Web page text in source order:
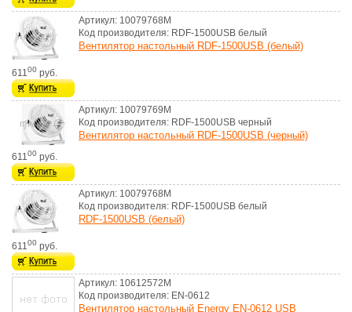
61100 руб.
Артикул: 10079768M
Код производителя: RDF-1500USB белый
Вентилятор настольный RDF-1500USB (белый)
61100 руб.
Артикул: 10079769M
Код производителя: RDF-1500USB черный
Вентилятор настольный RDF-1500USB (черный)
61100 руб.
Артикул: 10079768M
Код производителя: RDF-1500USB белый
RDF-1500USB (белый)
Артикул: 10612572M
Код производителя: EN-0612
Вентилятор настольный Energy EN-0612 USB